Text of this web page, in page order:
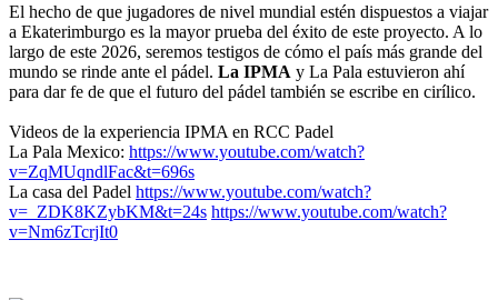
El hecho de que jugadores de nivel mundial estén dispuestos a viajar
a Ekaterimburgo es la mayor prueba del éxito de este proyecto. A lo
largo de este 2026, seremos testigos de cómo el país más grande del
mundo se rinde ante el pádel. La IPMA y La Pala estuvieron ahí
para dar fe de que el futuro del pádel también se escribe en cirílico.
Videos de la experiencia IPMA en RCC Padel
La Pala Mexico: https://www.youtube.com/watch?
v=ZqMUqndlFac&t=696s
La casa del Padel https://www.youtube.com/watch?
v=_ZDK8KZybKM&t=24s https://www.youtube.com/watch?
v=Nm6zTcrjIt0